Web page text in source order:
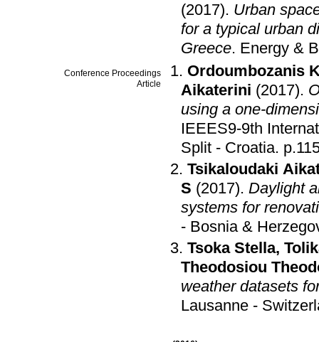
(2017). Urban
for a typical urban
Greece. Energy &
Conference Proceedings
Article
Ordoumbozanis
Aikaterini (2017).
using a one-
IEEES9-9th
Split - Croatia.
Tsikaloudaki
S (2017). Daylight
systems for
- Bosnia &
Tsoka Stella,
Theodosiou
weather datasets
Lausanne -